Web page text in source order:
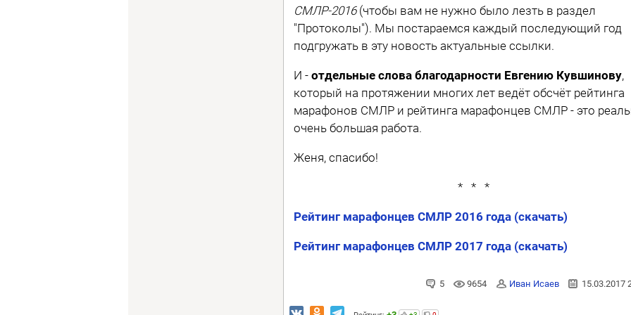
СМЛР-2016(чтобы вам не нужно было лезть в раздел
"Протоколы"). Мы постараемся каждый последующий год
подгружать в эту новость актуальные ссылки.
И - отдельные слова благодарности Евгению Кувшинову,
который на протяжении многих лет ведёт обсчёт рейтинга
марафонов СМЛР и рейтинга марафонцев СМЛР - это
очень большая работа.
Женя, спасибо!
* * *
Рейтинг марафонцев СМЛР 2016 года (скачать)
Рейтинг марафонцев СМЛР 2017 года (скачать)
5 9654 Иван Исаев 15.03.2017